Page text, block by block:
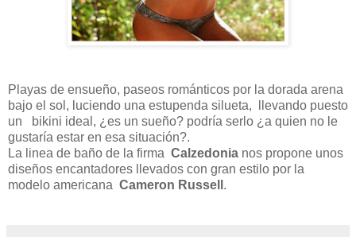
Playas de ensueño, paseos románticos por la dorada arena
bajo el sol, luciendo una estupenda silueta, llevando puesto
un bikini ideal, ¿es un sueño? podría serlo ¿a quien no le
gustaría estar en esa situación?.
La linea de baño de la firma Calzedonia nos propone unos
diseños encantadores llevados con gran estilo por la
modelo americana Cameron Russell .